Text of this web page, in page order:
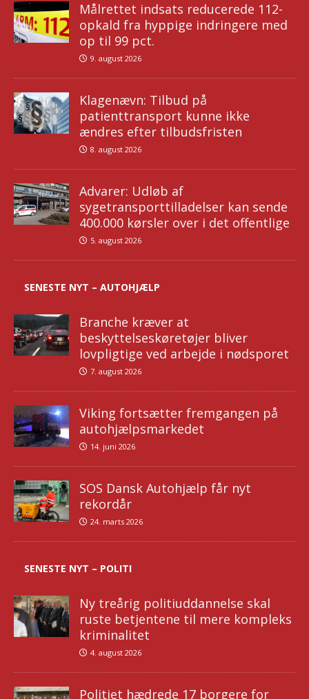
Målrettet indsats reducerede 112-
opkald fra hyppige indringere med
op til 99 pct.
9. august 2026
Klagenævn: Tilbud på
patienttransport kunne ikke
ændres efter tilbudsfristen
8. august 2026
Advarer: Udløb af
sygetransporttilladelser kan sende
400.000 kørsler over i det offentlige
5. august 2026
SENESTE NYT – AUTOHJÆLP
Branche kræver at
beskyttelseskøretøjer bliver
lovpligtige ved arbejde i nødsporet
7. august 2026
Viking fortsætter fremgangen på
autohjælpsmarkedet
14. juni 2026
SOS Dansk Autohjælp får nyt
rekordår
24. marts 2026
SENESTE NYT – POLITI
Ny treårig politiuddannelse skal
ruste betjentene til mere kompleks
kriminalitet
4. august 2026
Politiet hædrede 17 borgere for